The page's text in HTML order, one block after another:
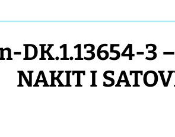
DK.1.13654-3 –
NAKIT I